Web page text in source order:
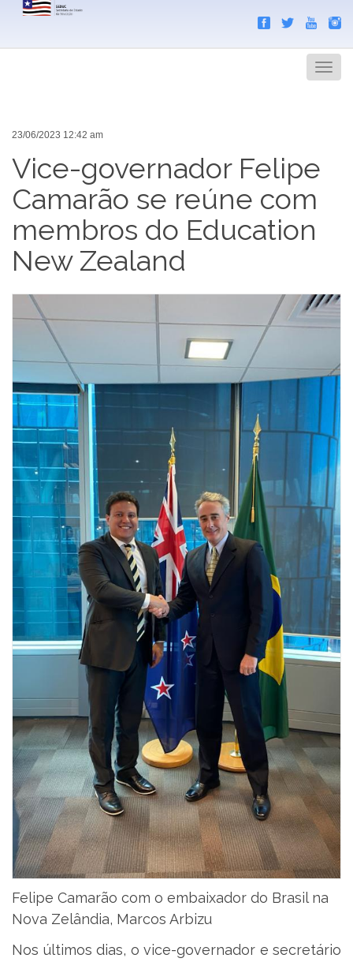
Menu
23/06/2023 12:42 am
Vice-governador Felipe
Camarão se reúne com
membros do Education
New Zealand
Felipe Camarão com o embaixador do Brasil na
Nova Zelândia, Marcos Arbizu
Nos últimos dias, o vice-governador e secretário